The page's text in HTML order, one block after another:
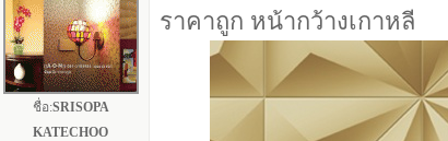
ชื่อ:SRISOPA
KATECHOO
ราคาถูก หน้ากว้างเกาหลี